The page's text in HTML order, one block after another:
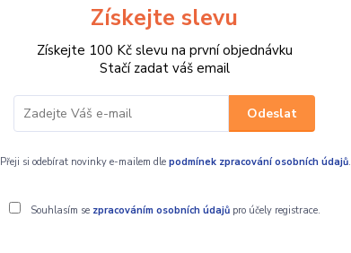
SKÚTRY PRO JEZDCE
Nejlevnější Nejdražší
Získejte slevu
Získejte 100 Kč slevu na první objednávku
Stačí zadat váš email
Odeslat
Přeji si odebírat novinky e-mailem dle podmínek zpracování osobních údajů.
Souhlasím se zpracováním osobních údajůpro účely registrace.